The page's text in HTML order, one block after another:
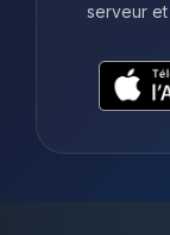
serveur